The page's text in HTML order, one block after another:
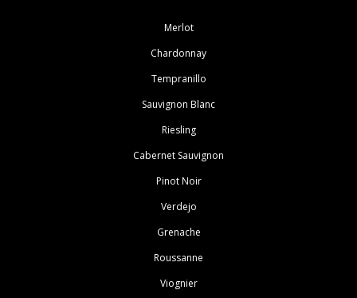
Merlot
Chardonnay
Tempranillo
Sauvignon Blanc
Riesling
Cabernet Sauvignon
Pinot Noir
Verdejo
Grenache
Roussanne
Viognier